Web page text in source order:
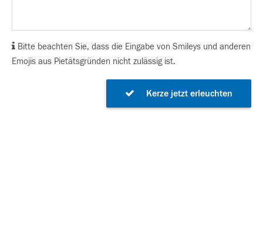
Bitte beachten Sie, dass die Eingabe von Smileys und anderen
Emojis aus Pietätsgründen nicht zulässig ist.
Kerze jetzt erleuchten